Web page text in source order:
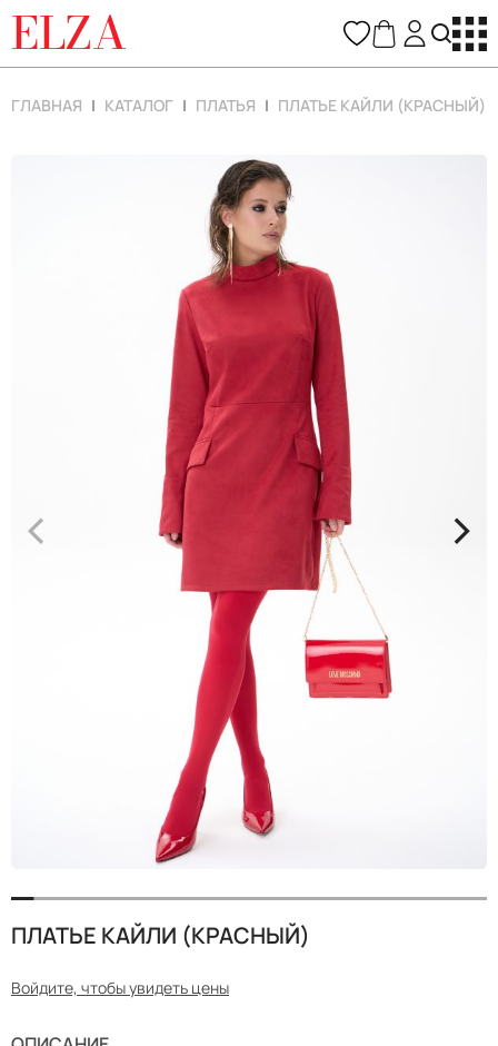
ELZA
ГЛАВНАЯ КАТАЛОГ ПЛАТЬЯ ПЛАТЬЕ КАЙЛИ (КРАСНЫЙ)
< >
ПЛАТЬЕ КАЙЛИ (КРАСНЫЙ)
Войдите, чтобы увидеть цены